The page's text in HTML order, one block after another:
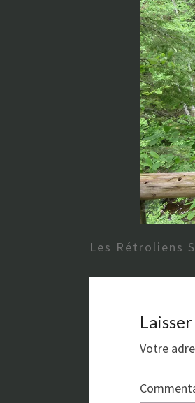
Les Rétroliens
Votre